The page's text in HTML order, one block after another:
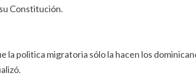
Constitución.
la politica migratoria sólo la hacen los